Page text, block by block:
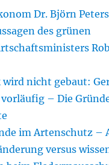
Dr. Björn
des grünen
wird nicht gebaut:
– Die Gründe
im Artenschutz –
versus